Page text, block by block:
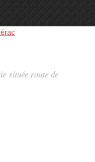
située route de